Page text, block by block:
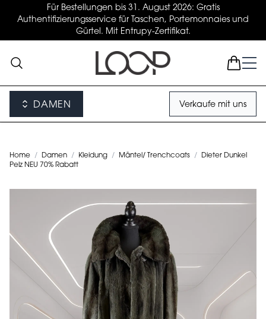
Für Bestellungen bis 31. August 2026: Gratis
Authentifizierungsservice für Taschen, Portemonnaies und
Gürtel. Mit Entrupy-Zertifikat.
DAMEN Verkaufe mit uns
Home / Damen / Kleidung / Mäntel/ Trenchcoats /
Dieter Dunkel
Pelz NEU 70% Rabatt